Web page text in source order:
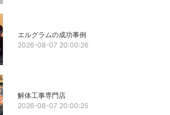
エルグラムの成功事例
2026-08-07 20:00:26
解体工事専門店
2026-08-07 20:00:25